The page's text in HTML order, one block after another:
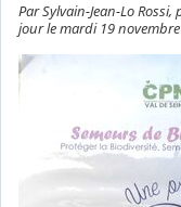
Par Sylvain-Jean-Lo
jour le mardi 19